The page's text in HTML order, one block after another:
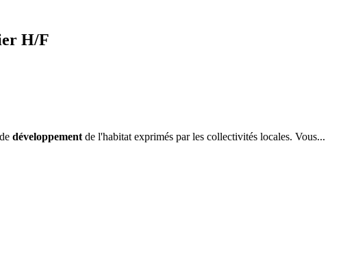
H/F
développement de l'habitat exprimés par les collectivités locales. Vous...